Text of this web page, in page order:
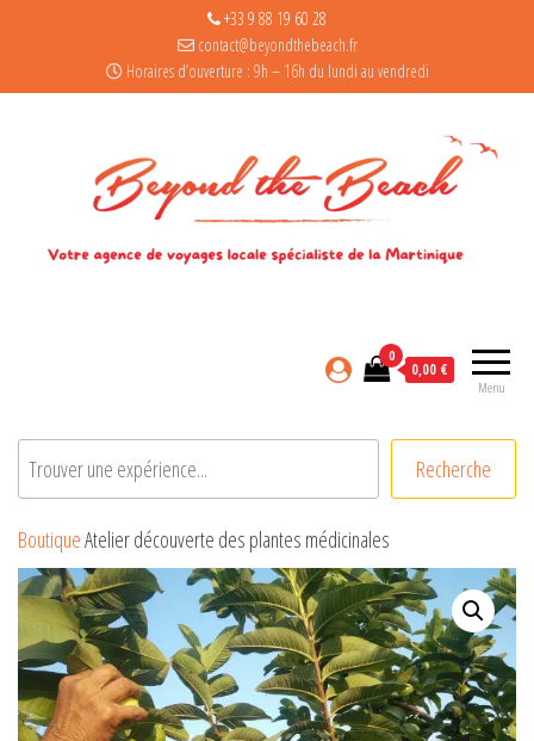
+33 9 88 19 60 28
contact@beyondthebeach.fr
Horaires d’ouverture : 9h – 16h du lundi au vendredi
Menu
0
0,00 €
Recherche
BoutiqueAtelier découverte des plantes médicinales